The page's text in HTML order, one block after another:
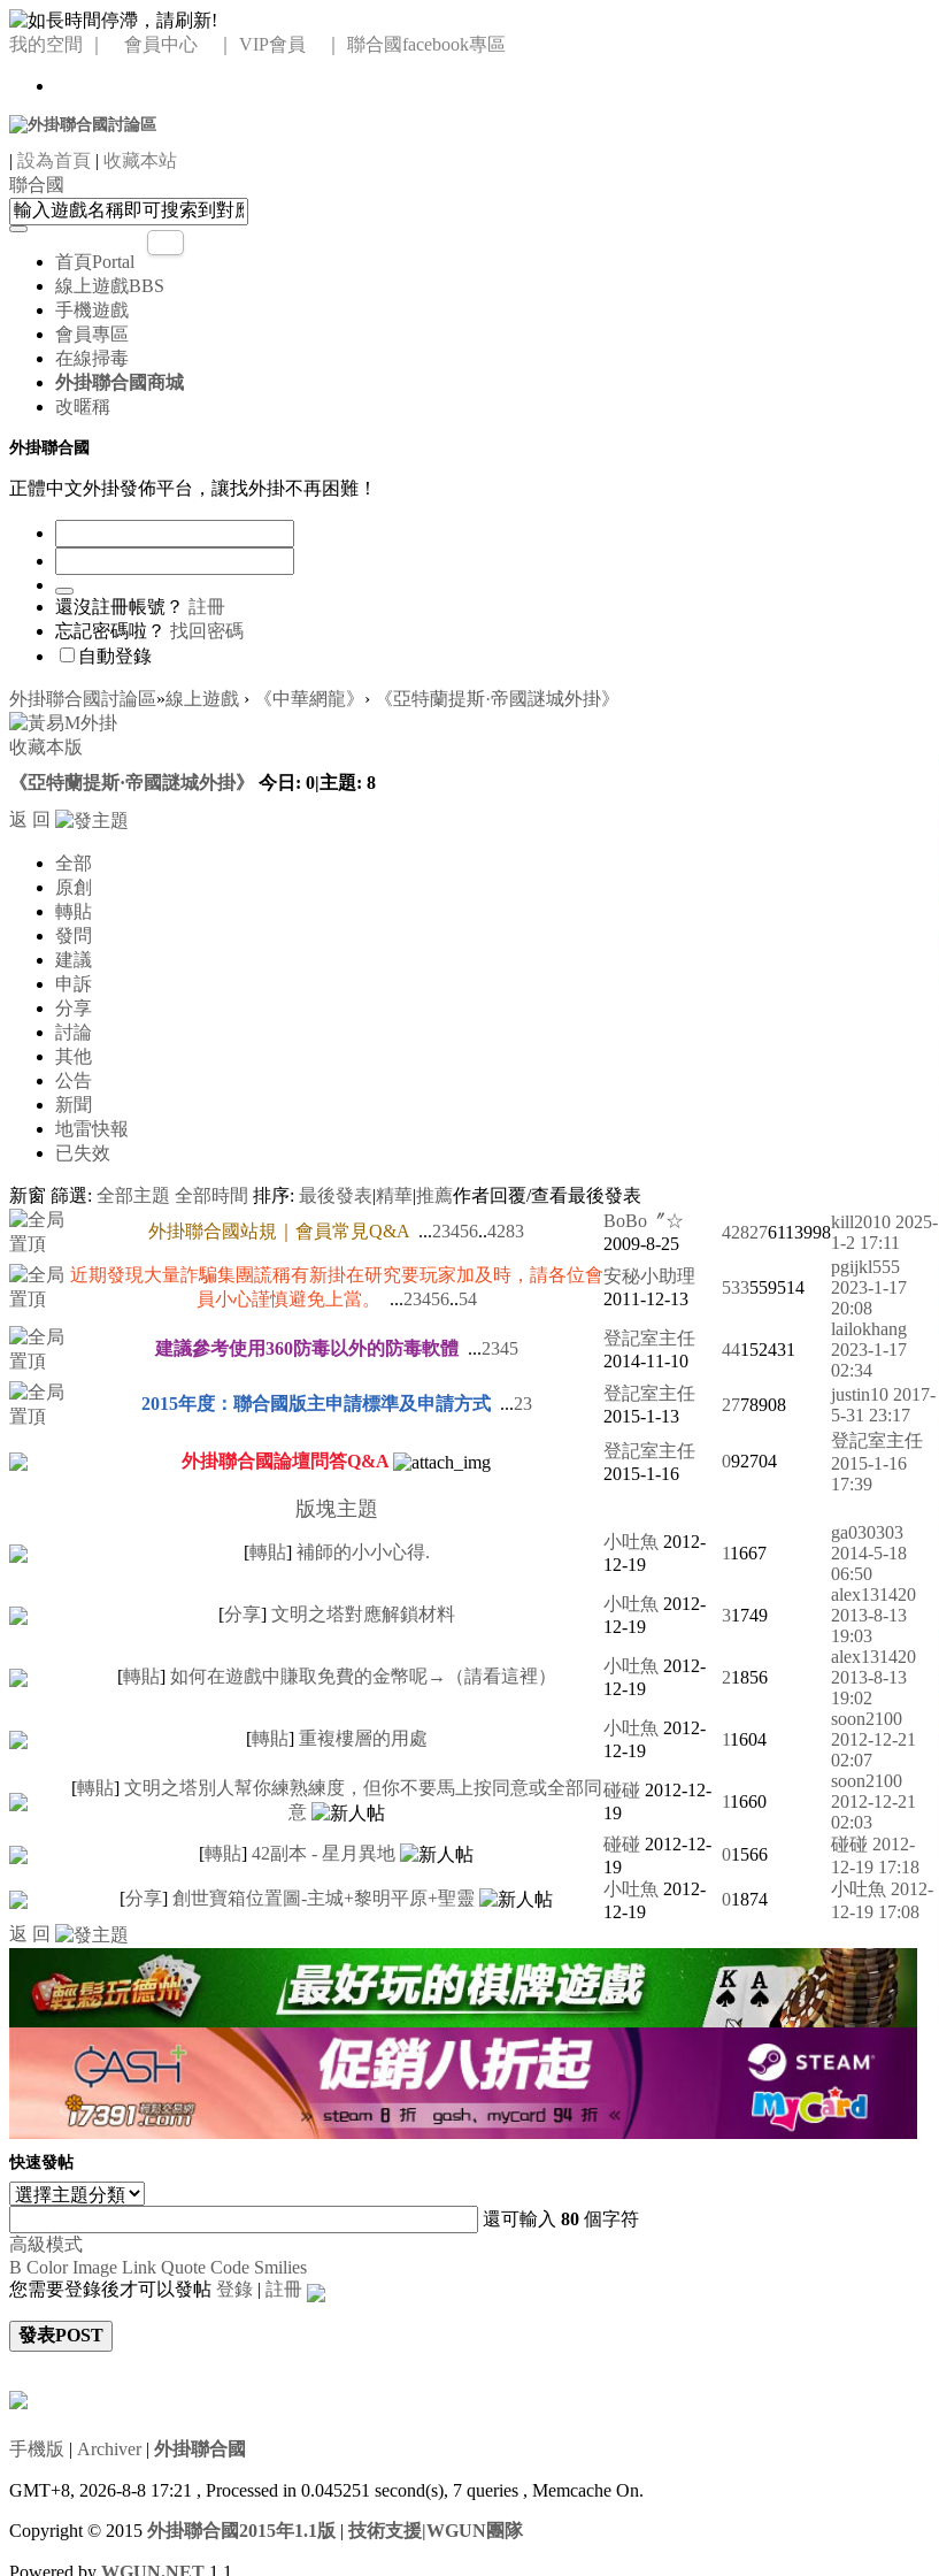
我的空間 ｜ 會員中心 ｜ VIP會員 ｜ 聯合國facebook專區
| 設為首頁 | 收藏本站
聯合國
首頁Portal
線上遊戲BBS
手機遊戲
會員專區
在線掃毒
外掛聯合國商城
改暱稱
外掛聯合國
正體中文外掛發佈平台，讓找外掛不再困難！
還沒註冊帳號？ 註冊
忘記密碼啦？ 找回密碼
自動登錄
外掛聯合國討論區»線上遊戲 › 《中華網龍》 › 《亞特蘭提斯·帝國謎城外掛》
收藏本版
《亞特蘭提斯·帝國謎城外掛》
今日: 0|主題: 8
返 回
全部
原創
轉貼
發問
建議
申訴
分享
討論
其他
公告
新聞
地雷快報
已失效
新窗 篩選: 全部主題 全部時間 排序: 最後發表|精華|推薦作者回覆/查看最後發表
外掛聯合國站規｜會員常見Q&A ...23456..4283
BoBo〞☆
2009-8-25
428276113998
kill2010 2025-
1-2 17:11
近期發現大量詐騙集團謊稱有新掛在研究要玩家加及時，請各位會
員小心謹慎避免上當。
...23456..54
安秘小助理
2011-12-13
533559514
pgijkl555
2023-1-17
20:08
建議參考使用360防毒以外的防毒軟體 ...2345
登記室主任
2014-11-10
44152431
lailokhang
2023-1-17
02:34
2015年度：聯合國版主申請標準及申請方式 ...23
登記室主任
2015-1-13
2778908
justin10 2017-
5-31 23:17
外掛聯合國論壇問答Q&A
登記室主任
2015-1-16
092704
登記室主任
2015-1-16
17:39
版塊主題
[轉貼] 補師的小小心得.
小吐魚 2012-
12-19
11667
ga030303
2014-5-18
06:50
[分享] 文明之塔對應解鎖材料
小吐魚 2012-
12-19
31749
alex131420
2013-8-13
19:03
[轉貼] 如何在遊戲中賺取免費的金幣呢→（請看這裡）
小吐魚 2012-
12-19
21856
alex131420
2013-8-13
19:02
[轉貼] 重複樓層的用處
小吐魚 2012-
12-19
11604
soon2100
2012-12-21
02:07
[轉貼] 文明之塔別人幫你練熟練度，但你不要馬上按同意或全部同
意
碰碰 2012-12-
19
11660
soon2100
2012-12-21
02:03
[轉貼] 42副本 - 星月異地 碰碰 2012-12-
19
01566
碰碰 2012-
12-19 17:18
[分享] 創世寶箱位置圖-主城+黎明平原+聖靈 小吐魚 2012-
12-19
01874
小吐魚 2012-
12-19 17:08
返 回
快速發帖
還可輸入 80 個字符
高級模式
B Color Image Link Quote Code Smilies
您需要登錄後才可以發帖 登錄 | 註冊
發表POST
手機版 | Archiver| 外掛聯合國
GMT+8, 2026-8-8 17:21 , Processed in 0.045251 second(s), 7 queries , Memcache On.
Copyright © 2015 外掛聯合國2015年1.1版 | 技術支援|WGUN團隊
Powered by WGUN.NET 1.1